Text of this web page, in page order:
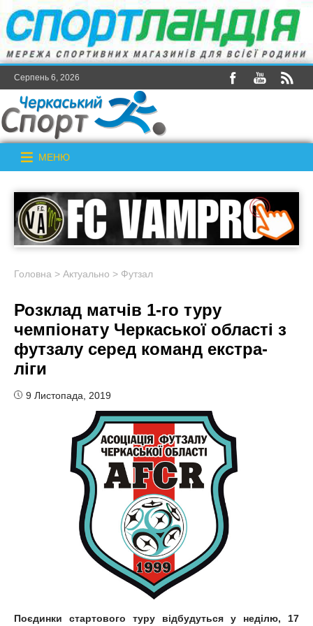
Серпень 6, 2026
МЕНЮ
Головна > Актуально > Футзал
Розклад матчів 1-го туру
чемпіонату Черкаської області з
футзалу серед команд екстра-
ліги
9 Листопада, 2019
Поєдинки стартового туру відбудуться у неділю, 17